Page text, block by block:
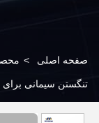
صفحه اصلی >
تنگستن سیمانی